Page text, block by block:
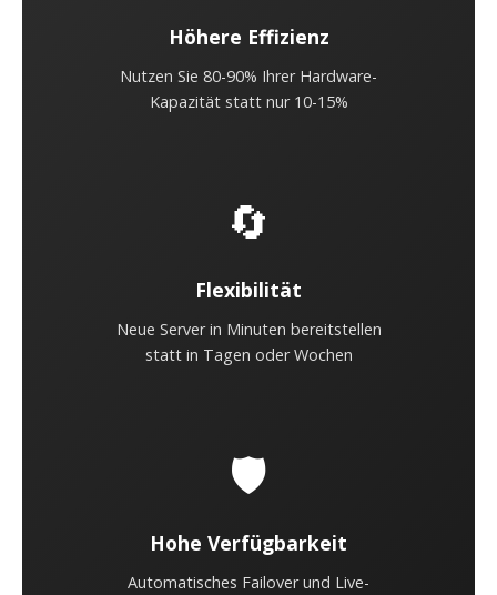
Höhere Effizienz
Nutzen Sie 80-90% Ihrer Hardware-
Kapazität statt nur 10-15%
🔄
Flexibilität
Neue Server in Minuten bereitstellen
statt in Tagen oder Wochen
🛡️
Hohe Verfügbarkeit
Automatisches Failover und Live-